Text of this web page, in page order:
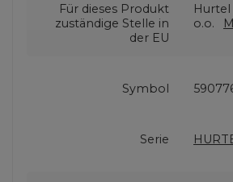
Für dieses Produkt
zuständige Stelle in
der EU
Hurtel
o.o.
Symbol
Serie